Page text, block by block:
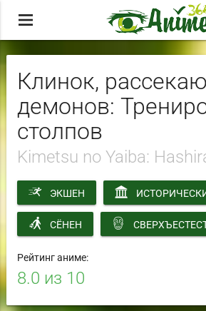
menu
Клинок,
демонов:
столпов
Kimetsu no Yaiba:
ЭКШЕН
СЁНЕН
Рейтинг аниме:
8.0 из 10